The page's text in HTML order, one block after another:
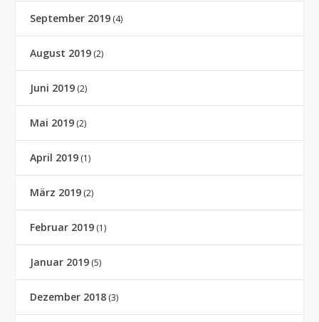
September 2019 (4)
August 2019 (2)
Juni 2019 (2)
Mai 2019 (2)
April 2019 (1)
März 2019 (2)
Februar 2019 (1)
Januar 2019 (5)
Dezember 2018 (3)